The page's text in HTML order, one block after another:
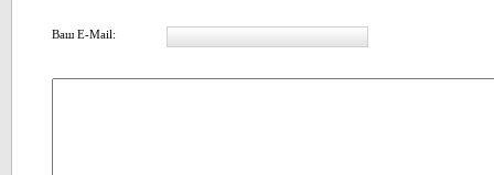
Ваш E-Mail: